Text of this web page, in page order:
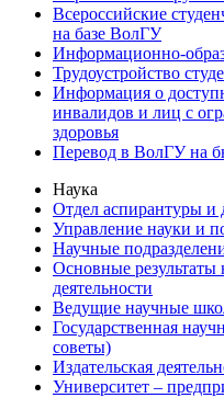
Всероссийские
на базе ВолГУ
Информационно-
Трудоустройство
Информация о
инвалидов и лиц с
здоровья
Перевод в ВолГУ на
Наука
Отдел аспирантуры и
Управление науки и
Научные
Основные
деятельности
Ведущие научные
Государственная
советы)
Издательская
Университет –